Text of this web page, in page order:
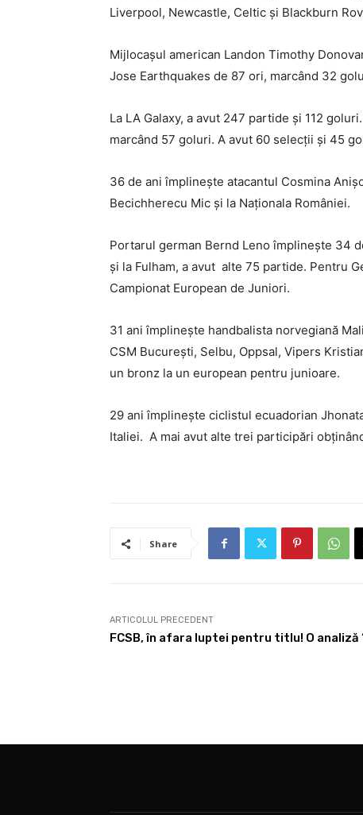
Liverpool, Newcastle, Celtic și Blackburn
Mijlocașul american Landon Timothy
Jose Earthquakes de 87 ori, marcând 32
La LA Galaxy, a avut 247 partide și 112
marcând 57 goluri. A avut 60 selecții și 45
36 de ani împlinește atacantul Cosmina
Becichherecu Mic și la Naționala României.
Portarul german Bernd Leno împlinește 34
și la Fulham, a avut alte 75 partide. Pentru
Campionat European de Juniori.
31 ani împlinește handbalista norvegiană
CSM București, Selbu, Oppsal, Vipers
un bronz la un european pentru junioare.
29 ani împlinește ciclistul ecuadorian
Italiei. A mai avut alte trei participări
Share
ARTICOLUL PRECEDENT
FCSB, în afara luptei pentru titlu! O analiză